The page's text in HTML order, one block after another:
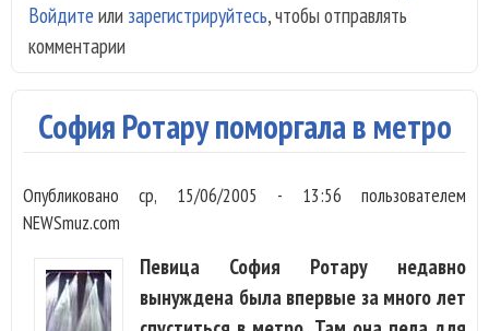
Войдите или зарегистрируйтесь, чтобы отправлять
комментарии
София Ротару поморгала в метро
Опубликованоср, 15/06/2005 - 13:56 пользователем
NEWSmuz.com
Певица София Ротару недавно
вынуждена была впервые за много лет